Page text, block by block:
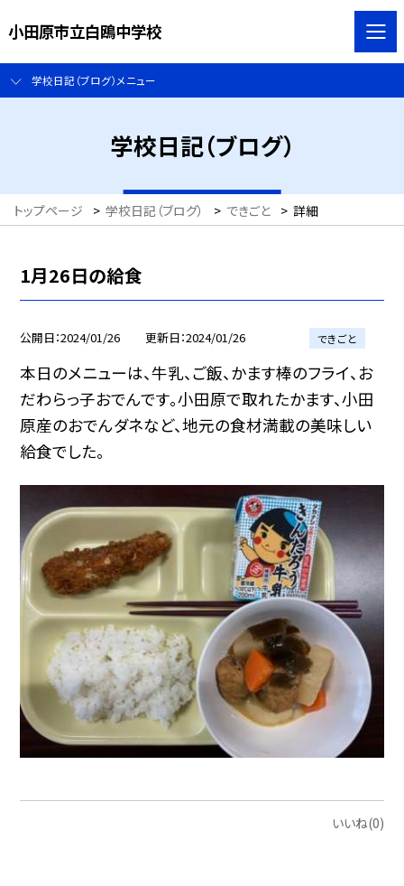
小田原市立白鴎中学校
学校日記（ブログ）メニュー
学校日記（ブログ）
トップページ > 学校日記（ブログ） > できごと > 詳細
1月26日の給食
公開日 2024/01/26 更新日 2024/01/26 できごと
本日のメニューは、牛乳、ご飯、かます棒のフライ、お
だわらっ子おでんです。小田原で取れたかます、小田
原産のおでんダネなど、地元の食材満載の美味しい
給食でした。
いいね(0)